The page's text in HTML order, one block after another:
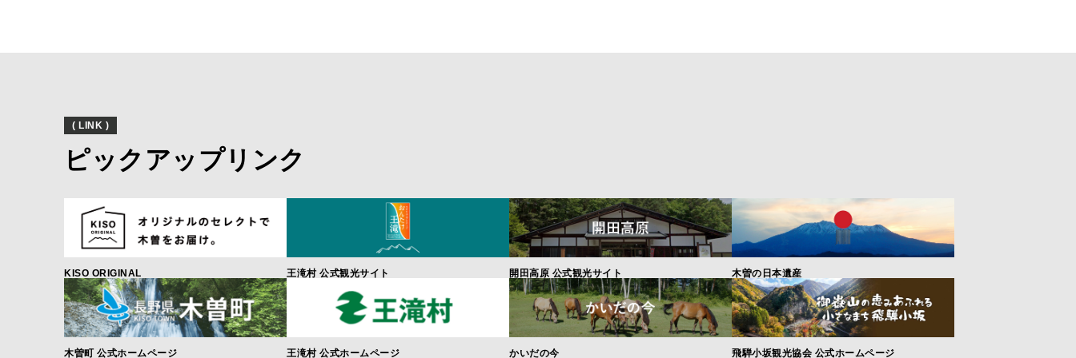
( LINK )
ピックアップリンク
KISO ORIGINAL 王滝村 公式観光サイト 開田高原 公式観光サイト 木曽の日本遺産
木曽町 公式ホームページ 王滝村 公式ホームページ かいだの今 飛騨小坂観光協会 公式ホームページ